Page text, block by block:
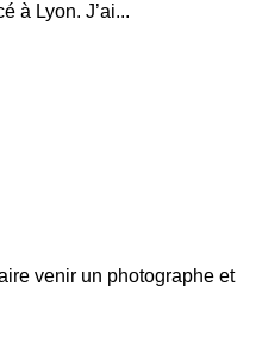
à Lyon. J’ai...
venir un photographe et